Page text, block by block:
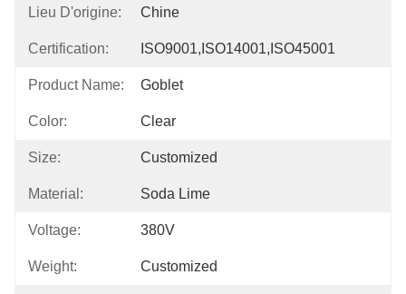
Lieu D'origine: Chine
Certification: ISO9001,ISO14001,ISO45001
Product Name: Goblet
Color: Clear
Size: Customized
Material: Soda Lime
Voltage: 380V
Weight: Customized